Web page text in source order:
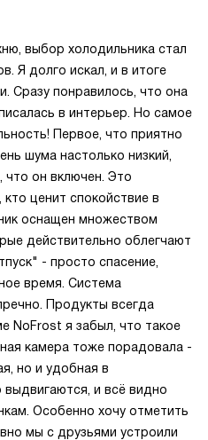
выбор холодильника стал
Я долго искал, и в итоге
Сразу понравилось, что она
в интерьер. Но самое
Первое, что приятно
шума настолько низкий,
он включен. Это
ценит спокойствие в
оснащен множеством
действительно облегчают
- просто спасение,
время. Система
Продукты всегда
NoFrost я забыл, что такое
камера тоже порадовала -
но и удобная в
выдвигаются, и всё видно
Особенно хочу отметить
мы с друзьями устроили